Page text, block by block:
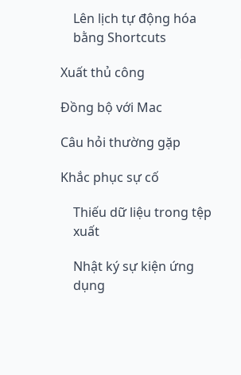
Lên lịch tự động hóa
bằng Shortcuts
Xuất thủ công
Đồng bộ với Mac
Câu hỏi thường gặp
Khắc phục sự cố
Thiếu dữ liệu trong tệp
xuất
Nhật ký sự kiện ứng
dụng